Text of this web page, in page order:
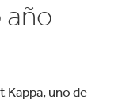
año
Kappa, uno de